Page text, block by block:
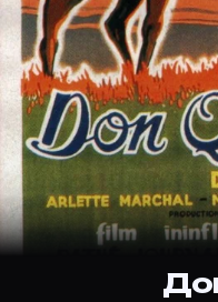
Режиссёр,
Режиссёр и актёры:
Георг Вильгельм
Федор Шаляпин ст.
Дорвиль
René Donnio
Рене Воллирс